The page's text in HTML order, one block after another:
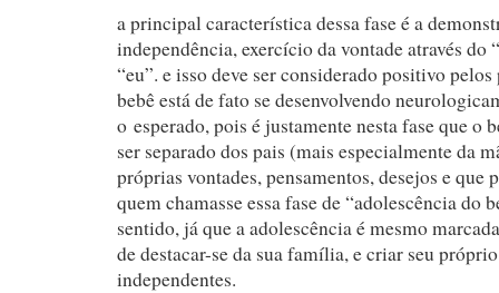
a principal característica dessa fase é a
independência, exercício da vontade através do
“eu”. e isso deve ser considerado positivo
bebê está de fato se desenvolvendo
o esperado, pois é justamente nesta fase que o
ser separado dos pais (mais especialmente da
próprias vontades, pensamentos, desejos e que
quem chamasse essa fase de “adolescência do
sentido, já que a adolescência é mesmo
de destacar-se da sua família, e criar seu
independentes.